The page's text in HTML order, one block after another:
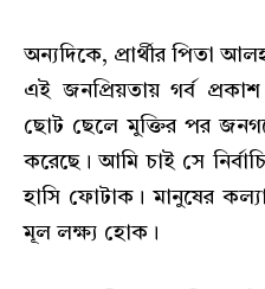
অন্যদিকে, প্রার্থীর পিতা
এই জনপ্রিয়তায় গর্ব
ছোট ছেলে মুক্তির পর
করেছে। আমি চাই সে
হাসি ফোটাক। মানুষের
মূল লক্ষ্য হোক।